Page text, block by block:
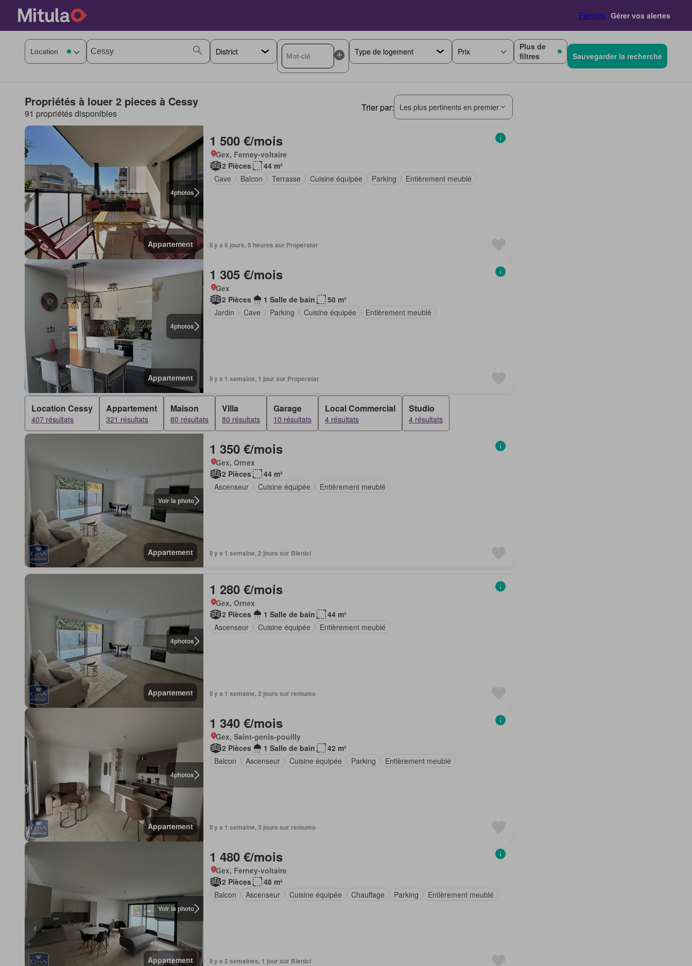
Favoris Gérer vos alertes
Prix
Plus de
filtres
Sauvegarder la recherche
Propriétés à louer 2 pieces à Cessy
91 propriétés disponibles
Trier par: Les plus pertinents en premier
4photos
Appartement
1 500 €/mois
Gex, Ferney-voltaire
2 Pièces
44 m²
Cave
Balcon Terrasse Cuisine équipée Parking Entièrement meublé
Il y a 6 jours, 5 heures sur Properstar
4photos
Appartement
1 305 €/mois
Gex
2 Pièces
1 Salle de bain
50 m²
Jardin
Cave Parking Cuisine équipée Entièrement meublé
Il y a 1 semaine, 1 jour sur Properstar
Location Cessy
407 résultats
Appartement
321 résultats
Maison
80 résultats
Villa
80 résultats
Garage
10 résultats
Local Commercial
4 résultats
Studio
4 résultats
Voir la photo
Appartement
1 350 €/mois
Gex, Ornex
2 Pièces
44 m²
Ascenseur
Cuisine équipée Entièrement meublé
Il y a 1 semaine, 2 jours sur Bienici
4photos
Appartement
1 280 €/mois
Gex, Ornex
2 Pièces
1 Salle de bain
44 m²
Ascenseur
Cuisine équipée Entièrement meublé
Il y a 1 semaine, 2 jours sur rentumo
4photos
Appartement
1 340 €/mois
Gex, Saint-genis-pouilly
2 Pièces
1 Salle de bain
42 m²
Balcon
Ascenseur Cuisine équipée Parking Entièrement meublé
Il y a 1 semaine, 3 jours sur rentumo
Voir la photo
Appartement
1 480 €/mois
Gex, Ferney-voltaire
2 Pièces
48 m²
Balcon
Ascenseur Cuisine équipée Chauffage Parking Entièrement meublé
Il y a 2 semaines, 1 jour sur Bienici